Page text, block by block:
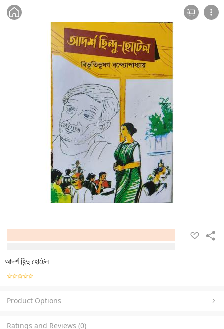
আদর্শ হিন্দু হোটেল
Product Options
Ratings and Reviews (0)